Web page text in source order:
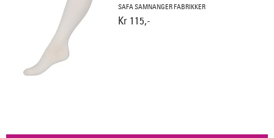
SAFA SAMNANGER FABRIKKER
Kr 115,-